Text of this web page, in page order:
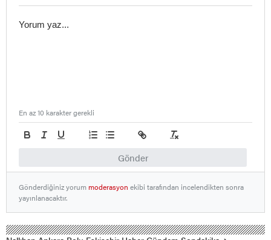
Gönder
En az 10 karakter gerekli
Gönderdiğiniz yorummoderasyon ekibi tarafından incelendikten sonra
yayınlanacaktır.